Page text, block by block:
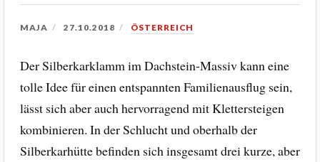
MAJA 27.10.2018 ÖSTERREICH
Der Silberkarklamm im Dachstein-Massiv kann eine
tolle Idee für einen entspannten Familienausflug sein,
lässt sich aber auch hervorragend mit Klettersteigen
kombinieren. In der Schlucht und oberhalb der
Silberkarhütte befinden sich insgesamt drei kurze, aber